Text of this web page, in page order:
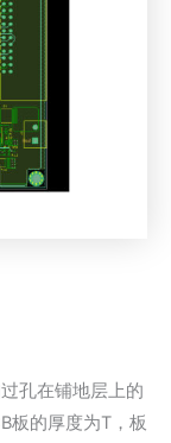
孔在铺地层上的
板的厚度为T，板